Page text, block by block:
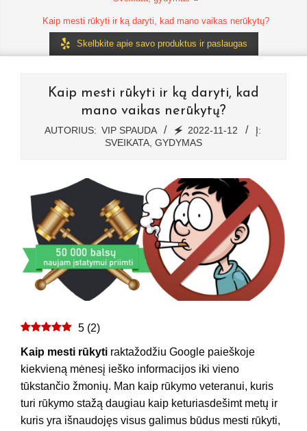
Kaip mesti rūkyti ir ką daryti, kad mano vaikas nerūkytų?
Skelbkite apie savo produktus ir paslaugas
Kaip mesti rūkyti ir ką daryti, kad
mano vaikas nerūkytų?
AUTORIUS: VIP SPAUDA 🗲 2022-11-12
Į:
SVEIKATA, GYDYMAS
5 (2)
Kaip mesti rūkyti raktažodžiu Google paieškoje
kiekvieną mėnesį ieško informacijos iki vieno
tūkstančio žmonių. Man kaip rūkymo veteranui, kuris
turi rūkymo stažą daugiau kaip keturiasdešimt metų ir
kuris yra išnaudojęs visus galimus būdus mesti rūkyti,